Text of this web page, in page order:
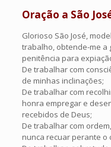
Oração a São
Glorioso São José,
trabalho, obtende-me a
penitência para
De trabalhar com
de minhas inclinações;
De trabalhar com
honra empregar e
recebidos de Deus;
De trabalhar com
nunca recuar perante o